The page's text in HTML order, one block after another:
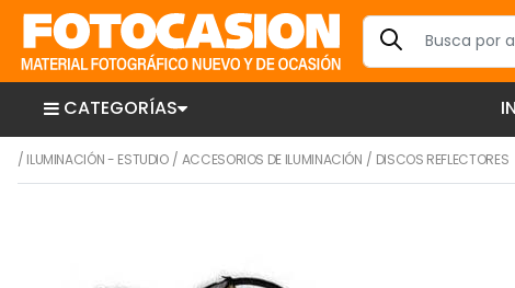
CATEGORÍAS
/ ILUMINACIÓN - ESTUDIO/ ACCESORIOS DE ILUMINACIÓN / DISCOS REFLECTORES